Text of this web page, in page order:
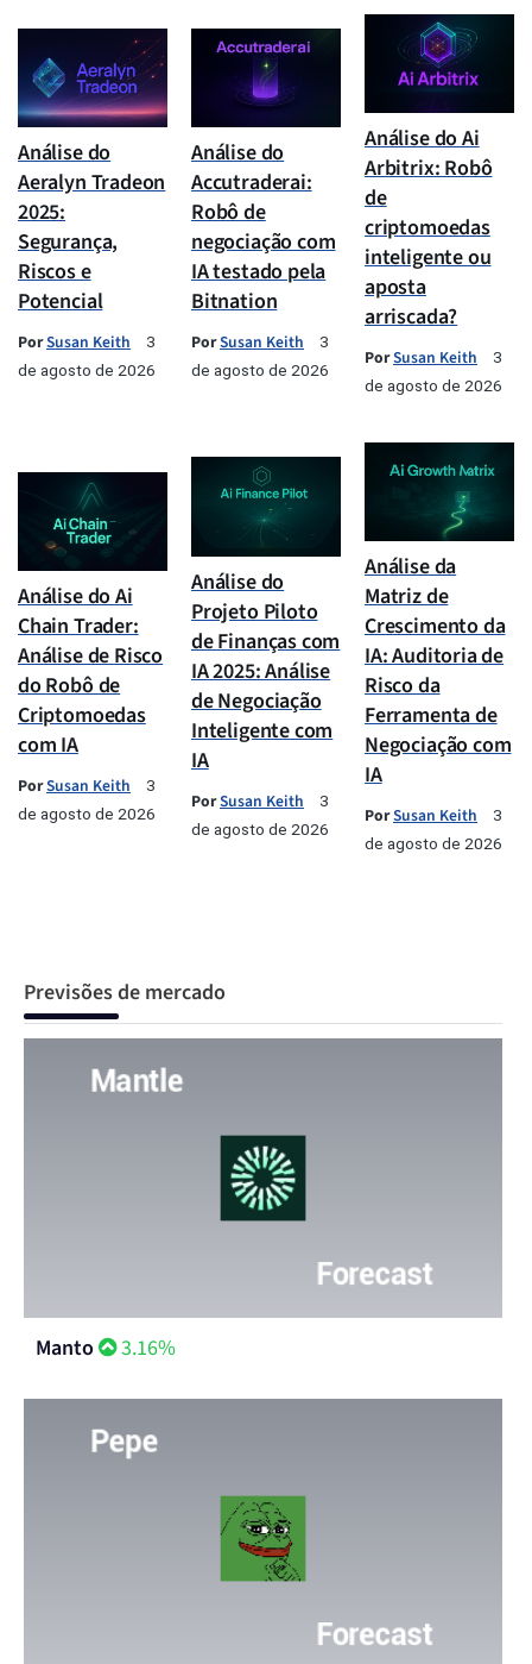
Análise do
Aeralyn Tradeon
2025:
Segurança,
Riscos e
Potencial
PorSusan Keith
3
de agosto de 2026
Análise do
Accutraderai:
Robô de
negociação com
IA testado pela
Bitnation
PorSusan Keith
3
de agosto de 2026
Análise do Ai
Arbitrix: Robô
de
criptomoedas
inteligente ou
aposta
arriscada?
PorSusan Keith
3
de agosto de 2026
Análise do Ai
Chain Trader:
Análise de Risco
do Robô de
Criptomoedas
com IA
PorSusan Keith
3
de agosto de 2026
Análise do
Projeto Piloto
de Finanças com
IA 2025: Análise
de Negociação
Inteligente com
IA
PorSusan Keith
3
de agosto de 2026
Análise da
Matriz de
Crescimento da
IA: Auditoria de
Risco da
Ferramenta de
Negociação com
IA
PorSusan Keith
3
de agosto de 2026
Previsões de mercado
Manto 3.16%